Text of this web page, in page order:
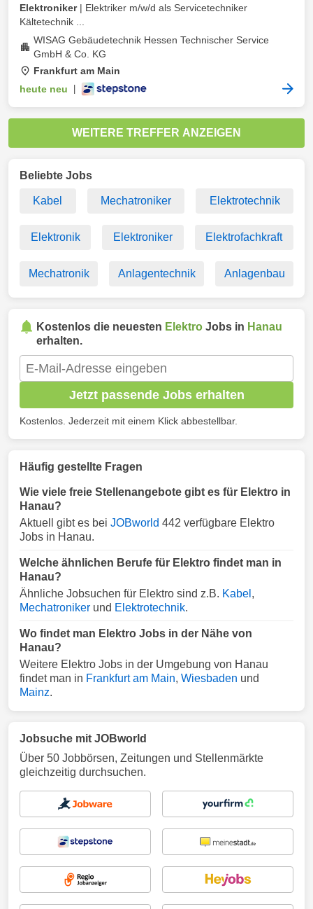
Elektroniker| Elektriker m/w/d als Servicetechniker
Kältetechnik ...
WISAG Gebäudetechnik Hessen Technischer Service
GmbH & Co. KG
Frankfurt am Main
heute neu
WEITERE TREFFER ANZEIGEN
Beliebte Jobs
Kabel Mechatroniker Elektrotechnik
Elektronik Elektroniker Elektrofachkraft
Mechatronik Anlagentechnik Anlagenbau
Kostenlos die neuesten Elektro Jobs in Hanau
erhalten.
Jetzt passende Jobs erhalten
Kostenlos. Jederzeit mit einem Klick abbestellbar.
Häufig gestellte Fragen
Wie viele freie Stellenangebote gibt es für Elektro in
Hanau?
Aktuell gibt es bei JOBworld 442 verfügbare Elektro
Jobs in Hanau.
Welche ähnlichen Berufe für Elektro findet man in
Hanau?
Ähnliche Jobsuchen für Elektro sind z.B. Kabel ,
Mechatroniker und Elektrotechnik.
Wo findet man Elektro Jobs in der Nähe von
Hanau?
Weitere Elektro Jobs in der Umgebung von Hanau
findet man in Frankfurt am Main, Wiesbaden und
Mainz.
Jobsuche mit JOBworld
Über 50 Jobbörsen, Zeitungen und Stellenmärkte
gleichzeitig durchsuchen.